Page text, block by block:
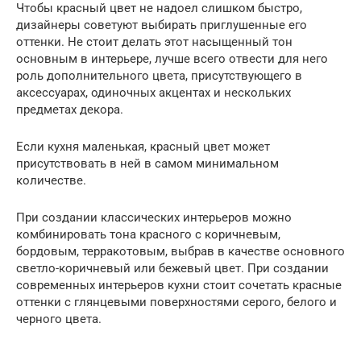
Чтобы красный цвет не надоел слишком быстро,
дизайнеры советуют выбирать приглушенные его
оттенки. Не стоит делать этот насыщенный тон
основным в интерьере, лучше всего отвести для него
роль дополнительного цвета, присутствующего в
аксессуарах, одиночных акцентах и нескольких
предметах декора.
Если кухня маленькая, красный цвет может
присутствовать в ней в самом минимальном
количестве.
При создании классических интерьеров можно
комбинировать тона красного с коричневым,
бордовым, терракотовым, выбрав в качестве основного
светло-коричневый или бежевый цвет. При создании
современных интерьеров кухни стоит сочетать красные
оттенки с глянцевыми поверхностями серого, белого и
черного цвета.